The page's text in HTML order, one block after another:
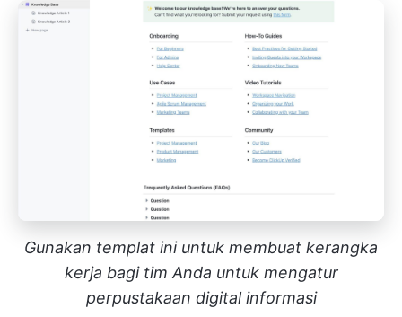
Gunakan templat ini untuk membuat kerangka
kerja bagi tim Anda untuk mengatur
perpustakaan digital informasi